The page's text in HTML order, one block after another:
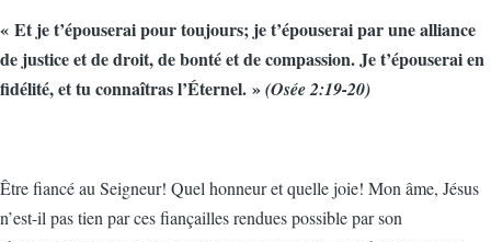
« Et je t’épouserai pour toujours; je t’épouserai par une alliance
de justice et de droit, de bonté et de compassion. Je t’épouserai en
fidélité, et tu connaîtras l’Éternel. »(Osée 2:19-20)
Être fiancé au Seigneur! Quel honneur et quelle joie! Mon âme, Jésus
n’est-il pas tien par ces fiançailles rendues possible par son